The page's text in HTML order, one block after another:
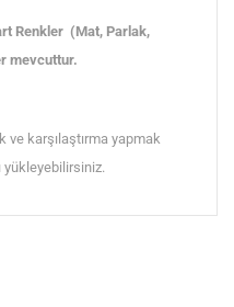
Renkler (Mat, Parlak,
mevcuttur.
ve karşılaştırma yapmak
yükleyebilirsiniz.